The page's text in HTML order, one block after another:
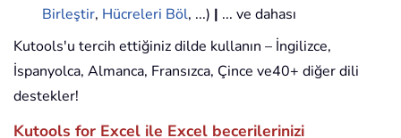
Birleştir, Hücreleri Böl, ...) | ... ve dahası
Kutools'u tercih ettiğiniz dilde kullanın – İngilizce,
İspanyolca, Almanca, Fransızca, Çince ve40+ diğer dili
destekler!
Kutools for Excel ile Excel becerilerinizi